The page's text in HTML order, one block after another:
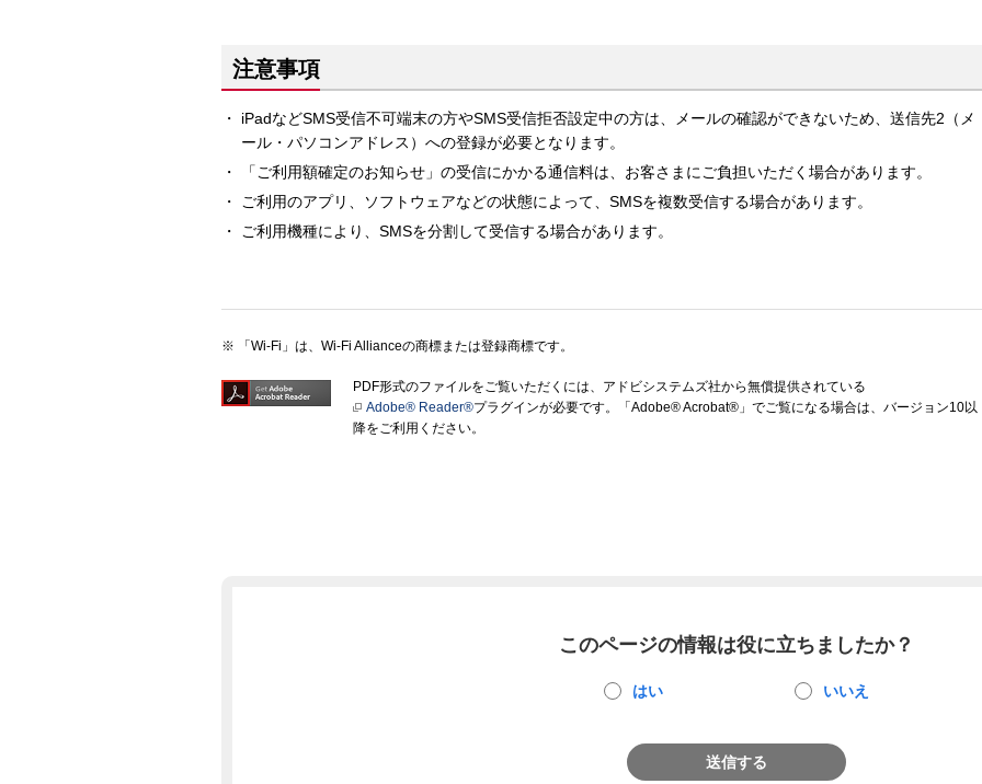
注意事項
iPadなどSMS受信不可端末の方やSMS受信拒否設定中の方は、メールの確認ができないため、送信先2（メ
ール・パソコンアドレス）への登録が必要となります。
「ご利用額確定のお知らせ」の受信にかかる通信料は、お客さまにご負担いただく場合があります。
ご利用のアプリ、ソフトウェアなどの状態によって、SMSを複数受信する場合があります。
ご利用機種により、SMSを分割して受信する場合があります。
「Wi-Fi」は、Wi-Fi Allianceの商標または登録商標です。
PDF形式のファイルをご覧いただくには、アドビシステムズ社から無償提供されている
Adobe® Reader®プラグインが必要です。「Adobe® Acrobat®」でご覧になる場合は、バージョン10以
降をご利用ください。
このページの情報は役に立ちましたか？
はい いいえ
送信する